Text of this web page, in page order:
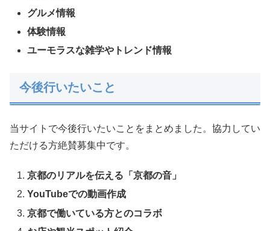
グルメ情報
体験情報
ユーモラスな雑学やトレンド情報
今後行いたいこと
当サイトで今後行いたいことをまとめました。協力してい
ただける方絶賛募集中です。
京都のリアルを伝える「京都の音」
YouTubeでの動画作成
京都で働いている方とのコラボ